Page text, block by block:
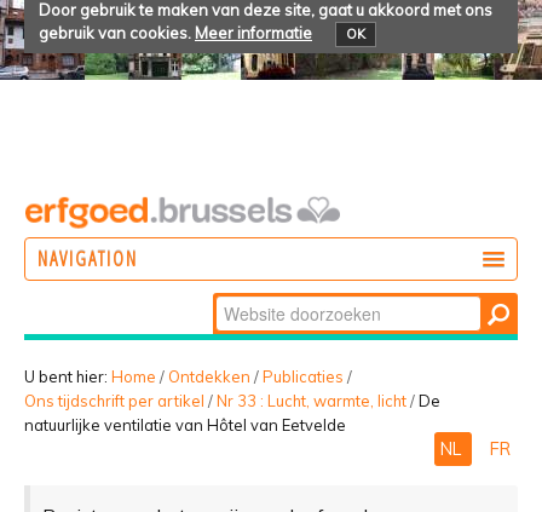
Door gebruik te maken van deze site, gaat u akkoord met ons
gebruik van cookies. Meer informatie OK
NAVIGATION
BELEVEN
Zoek
Geavanceerd
zoeken...
U bent hier: Home / Ontdekken /Publicaties /
Ons tijdschrift per artikel /Nr 33 : Lucht, warmte, licht/De
natuurlijke ventilatie van Hôtel van Eetvelde
NL FR